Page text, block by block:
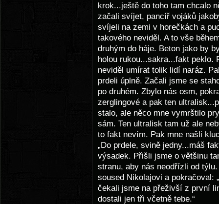
krok...ještě do toho tam chcalo
začali svíjet, pancíř vojáků
svíjeli na zemi v horečkách a
takového neviděl. A to vše
druhým do háje. Beton jako by
holou rukou...sakra...fakt peklo.
neviděl umírat tolik lidí naráz.
prdeli úplně. Začali jsme se
po druhém. Zbylo nás osm,
zerglingové a pak ten
stalo, ale něco mne vymrštilo
sám. Ten ultralisk tam už ale
to fakt nevím. Pak mne našli
„Do prdele, svině jedny...máš
výsadek. Přišli jsme o většinu
stranu, aby nás neodřízli od
soused Nikolajovi a pokračoval:
čekali jsme na přeživší z první
dostali jen tři včetně tebe.“